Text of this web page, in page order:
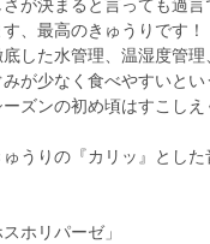
が決まると言っても過言
、最高のきゅうりです！
した水管理、温湿度管
が少なく食べやすいとい
ズンの初め頃はすこし
うりの『カリッ』とした
ホリパーゼ」